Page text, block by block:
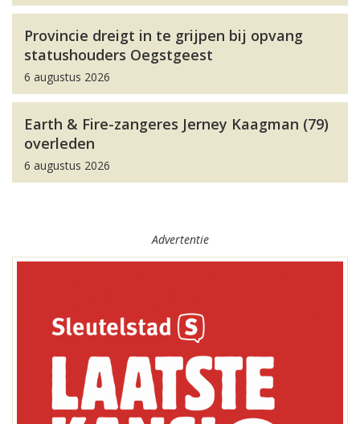
Provincie dreigt in te grijpen bij opvang
statushouders Oegstgeest
6 augustus 2026
Earth & Fire-zangeres Jerney Kaagman (79)
overleden
6 augustus 2026
Advertentie